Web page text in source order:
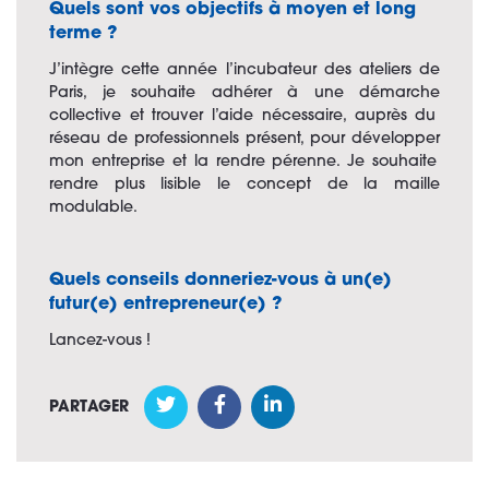
Quels sont vos objectifs à moyen et long
terme ?
J’intègre cette année l’incubateur des ateliers de
Paris, je souhaite adhérer à une démarche
collective et trouver l’aide nécessaire, auprès du
réseau de professionnels présent, pour développer
mon entreprise et la rendre pérenne. Je souhaite
rendre plus lisible le concept de la maille
modulable.
Quels conseils donneriez-vous à un(e)
futur(e) entrepreneur(e) ?
Lancez-vous !
PARTAGER